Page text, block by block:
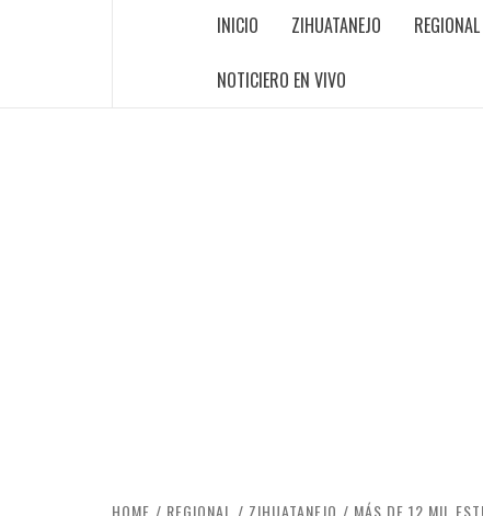
INICIO ZIHUATANEJO REGIONAL
NOTICIERO EN VIVO
HOME REGIONAL ZIHUATANEJO MÁS DE 12 MIL